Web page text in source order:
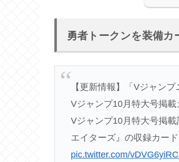
勇者トークンを装備カ
【更新情報】「Vジャンプ
Vジャンプ10月特大号掲載
Vジャンプ10月特大号掲
エイターズ』の収録カー
pic.twitter.com/